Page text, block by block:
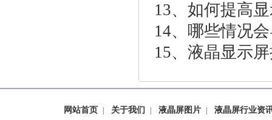
13、 如何提高
14、 哪些情况
15、 液晶显示
网站首页 关于我们 液晶屏图片 液晶屏行业资